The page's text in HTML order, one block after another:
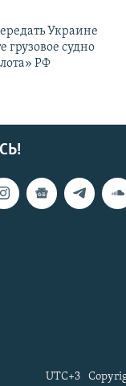
Украине
грузовое судно
РФ
UTC+3